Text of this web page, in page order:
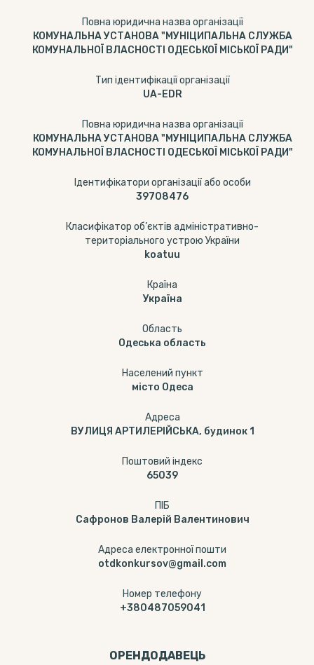
Повна юридична назва організації
КОМУНАЛЬНА УСТАНОВА "МУНІЦИПАЛЬНА СЛУЖБА
КОМУНАЛЬНОЇ ВЛАСНОСТІ ОДЕСЬКОЇ МІСЬКОЇ РАДИ"
Тип ідентифікації організації
UA-EDR
Повна юридична назва організації
КОМУНАЛЬНА УСТАНОВА "МУНІЦИПАЛЬНА СЛУЖБА
КОМУНАЛЬНОЇ ВЛАСНОСТІ ОДЕСЬКОЇ МІСЬКОЇ РАДИ"
Ідентифікатори організації або особи
39708476
Класифікатор об’єктів адміністративно-
територіального устрою України
koatuu
Країна
Україна
Область
Одеська область
Населений пункт
місто Одеса
Адреса
ВУЛИЦЯ АРТИЛЕРІЙСЬКА, будинок 1
Поштовий індекс
65039
ПІБ
Сафронов Валерій Валентинович
Адреса електронної пошти
otdkonkursov@gmail.com
Номер телефону
+380487059041
ОРЕНДОДАВЕЦЬ